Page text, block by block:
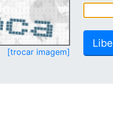
[trocar imagem]